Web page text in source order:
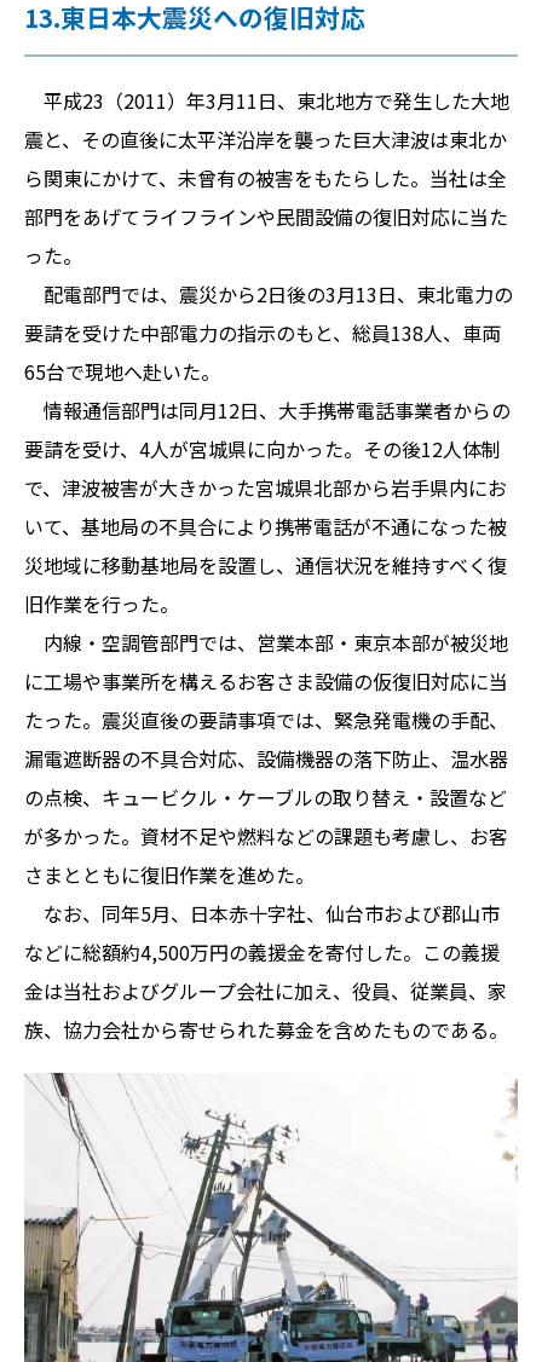
13.東日本大震災への復旧対応
平成23（2011）年3月11日、東北地方で発生した大地
震と、その直後に太平洋沿岸を襲った巨大津波は東北か
ら関東にかけて、未曾有の被害をもたらした。当社は全
部門をあげてライフラインや民間設備の復旧対応に当た
った。
配電部門では、震災から2日後の3月13日、東北電力の
要請を受けた中部電力の指示のもと、総員138人、車両
65台で現地へ赴いた。
情報通信部門は同月12日、大手携帯電話事業者からの
要請を受け、4人が宮城県に向かった。その後12人体制
で、津波被害が大きかった宮城県北部から岩手県内にお
いて、基地局の不具合により携帯電話が不通になった被
災地域に移動基地局を設置し、通信状況を維持すべく復
旧作業を行った。
内線・空調管部門では、営業本部・東京本部が被災地
に工場や事業所を構えるお客さま設備の仮復旧対応に当
たった。震災直後の要請事項では、緊急発電機の手配、
漏電遮断器の不具合対応、設備機器の落下防止、温水器
の点検、キュービクル・ケーブルの取り替え・設置など
が多かった。資材不足や燃料などの課題も考慮し、お客
さまとともに復旧作業を進めた。
なお、同年5月、日本赤十字社、仙台市および郡山市
などに総額約4,500万円の義援金を寄付した。この義援
金は当社およびグループ会社に加え、役員、従業員、家
族、協力会社から寄せられた募金を含めたものである。